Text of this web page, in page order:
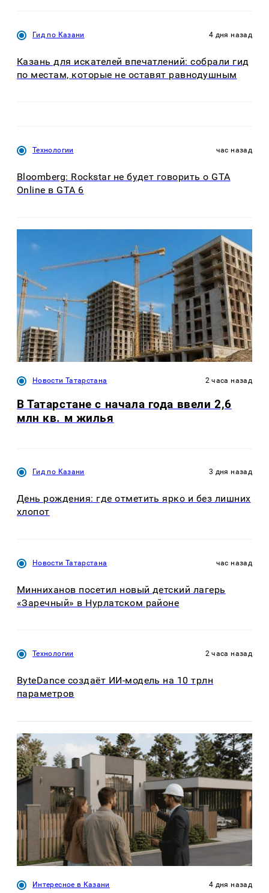
Гид по Казани 4 дня назад
Казань для искателей впечатлений: собрали гид
по местам, которые не оставят равнодушным
Технологии час назад
Bloomberg: Rockstar не будет говорить о GTA
Online в GTA 6
Новости Татарстана 2 часа назад
В Татарстане с начала года ввели 2,6
млн кв. м жилья
Гид по Казани 3 дня назад
День рождения: где отметить ярко и без лишних
хлопот
Новости Татарстана час назад
Минниханов посетил новый детский лагерь
«Заречный» в Нурлатском районе
Технологии 2 часа назад
ByteDance создаёт ИИ-модель на 10 трлн
параметров
Интересное в Казани 4 дня назад